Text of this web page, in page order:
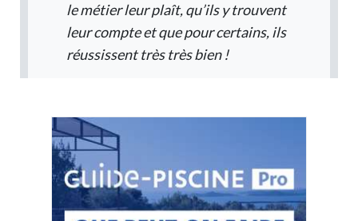
le métier leur plaît, qu’ils y trouvent
leur compte et que pour certains, ils
réussissent très très bien !